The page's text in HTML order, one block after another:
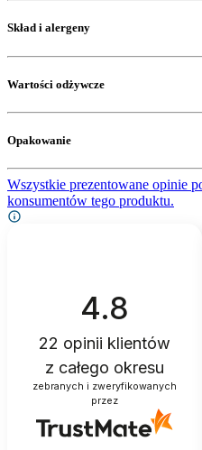
Skład i alergeny
Wartości odżywcze
Opakowanie
Wszystkie prezentowane opinie
konsumentów tego produktu.
4.8
22 opinii klientów
z całego okresu
zebranych i zweryfikowanych
przez